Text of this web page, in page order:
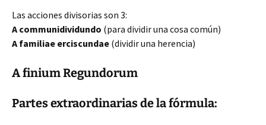
Las acciones divisorias son 3:
A communidividundo (para dividir una cosa común)
A familiae erciscundae (dividir una herencia)
A finium Regundorum
Partes extraordinarias de la fórmula: